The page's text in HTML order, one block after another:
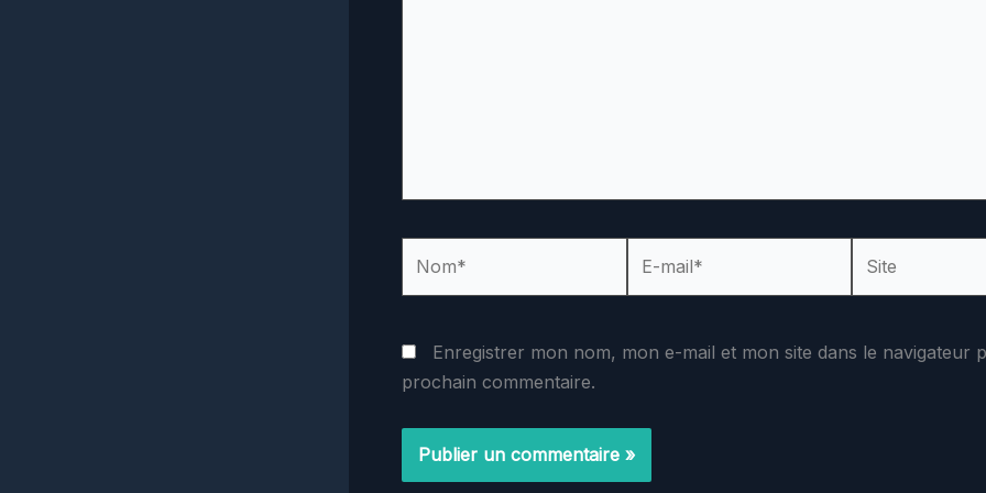
Enregistrer mon nom, mon e-mail et mon site dans le navigateur
prochain commentaire.